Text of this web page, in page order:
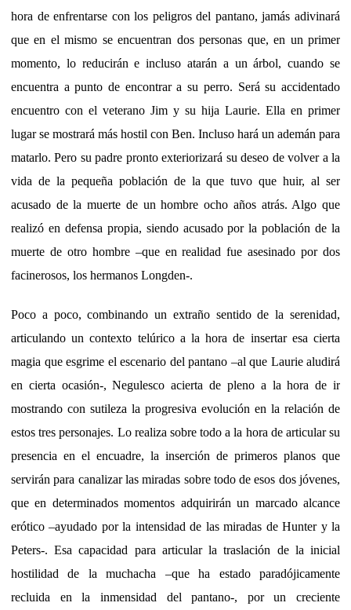
hora de enfrentarse con los peligros del pantano, jamás adivinará
que en el mismo se encuentran dos personas que, en un primer
momento, lo reducirán e incluso atarán a un árbol, cuando se
encuentra a punto de encontrar a su perro. Será su accidentado
encuentro con el veterano Jim y su hija Laurie. Ella en primer
lugar se mostrará más hostil con Ben. Incluso hará un ademán para
matarlo. Pero su padre pronto exteriorizará su deseo de volver a la
vida de la pequeña población de la que tuvo que huir, al ser
acusado de la muerte de un hombre ocho años atrás. Algo que
realizó en defensa propia, siendo acusado por la población de la
muerte de otro hombre –que en realidad fue asesinado por dos
facinerosos, los hermanos Longden-.
Poco a poco, combinando un extraño sentido de la serenidad,
articulando un contexto telúrico a la hora de insertar esa cierta
magia que esgrime el escenario del pantano –al que Laurie aludirá
en cierta ocasión-, Negulesco acierta de pleno a la hora de ir
mostrando con sutileza la progresiva evolución en la relación de
estos tres personajes. Lo realiza sobre todo a la hora de articular su
presencia en el encuadre, la inserción de primeros planos que
servirán para canalizar las miradas sobre todo de esos dos jóvenes,
que en determinados momentos adquirirán un marcado alcance
erótico –ayudado por la intensidad de las miradas de Hunter y la
Peters-. Esa capacidad para articular la traslación de la inicial
hostilidad de la muchacha –que ha estado paradójicamente
recluida en la inmensidad del pantano-, por un creciente